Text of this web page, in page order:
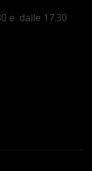
e dalle 17.30